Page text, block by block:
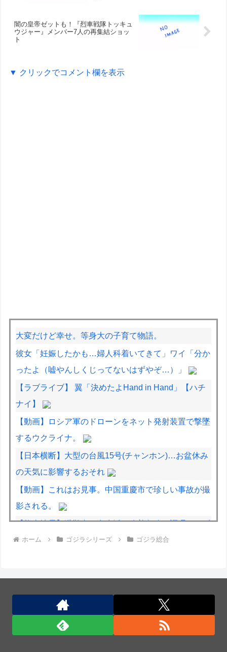
闇の皇帝ゼットも！『烈車戦隊トッキュ
ウジャー』メンバー7人の再集結ショッ
ト
▼ クリックでコメント欄を表示
大変だけど幸せ。等身大の子育て物語。
彼女「妊娠したかも…婦人科着いてきて」ワイ「分か
ったよ（嘘やんしくじってないはずやぞ…）」
【ラブライブ】 翼「決めたよHand in Hand」【ハチ
ナイ】
【動画】ロシア軍のドローンをネット発射装置で撃墜
するウクライナ。
【日本横断】大型の台風15号(チャンホン)…お盆休み
の天気に影響するおそれ
【動画】これはお見事。中国重慶市で珍しい事故が撮
影される。
【熊本地震】避難者の食生活、改善急務…調理できず
「パン飽き飽き」断水なお３万戸超
電波、50年間正体分からぬ「Wow！信号」
中国国防省、海自イージス艦のトマホーク実射試験を
ホーム ゴジラシリーズ ゴジラ総合